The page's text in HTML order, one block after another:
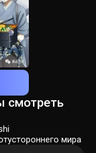
смотреть
мира